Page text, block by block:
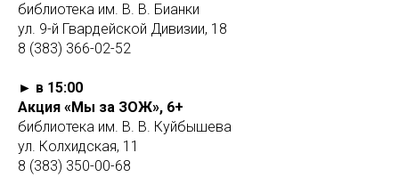
библиотека им. В. В. Бианки
ул. 9-й Гвардейской Дивизии, 18
8 (383) 366-02-52
► в 15:00
Акция «Мы за ЗОЖ», 6+
библиотека им. В. В. Куйбышева
ул. Колхидская, 11
8 (383) 350-00-68